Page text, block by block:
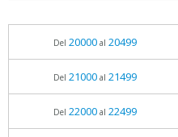
Del 20000al 20499
Del 21000al 21499
Del 22000al 22499